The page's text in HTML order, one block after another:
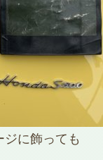
ジに飾っても